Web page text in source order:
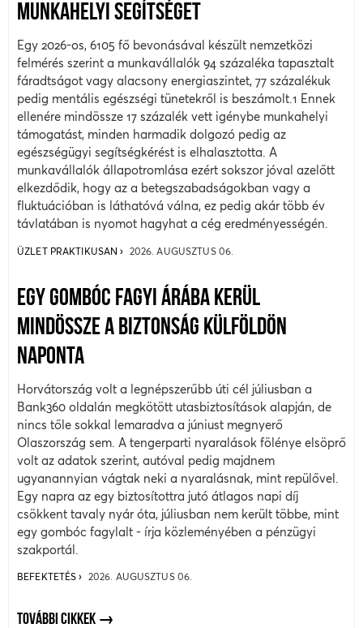
MUNKAHELYI SEGÍTSÉGET
Egy 2026-os, 6105 fő bevonásával készült nemzetközi
felmérés szerint a munkavállalók 94 százaléka tapasztalt
fáradtságot vagy alacsony energiaszintet, 77 százalékuk
pedig mentális egészségi tünetekről is beszámolt.1 Ennek
ellenére mindössze 17 százalék vett igénybe munkahelyi
támogatást, minden harmadik dolgozó pedig az
egészségügyi segítségkérést is elhalasztotta. A
munkavállalók állapotromlása ezért sokszor jóval azelőtt
elkezdődik, hogy az a betegszabadságokban vagy a
fluktuációban is láthatóvá válna, ez pedig akár több év
távlatában is nyomot hagyhat a cég eredményességén.
ÜZLET PRAKTIKUSAN 2026. AUGUSZTUS 06.
EGY GOMBÓC FAGYI ÁRÁBA KERÜL
MINDÖSSZE A BIZTONSÁG KÜLFÖLDÖN
NAPONTA
Horvátország volt a legnépszerűbb úti cél júliusban a
Bank360 oldalán megkötött utasbiztosítások alapján, de
nincs tőle sokkal lemaradva a júniust megnyerő
Olaszország sem. A tengerparti nyaralások fölénye elsöprő
volt az adatok szerint, autóval pedig majdnem
ugyanannyian vágtak neki a nyaralásnak, mint repülővel.
Egy napra az egy biztosítottra jutó átlagos napi díj
csökkent tavaly nyár óta, júliusban nem került többe, mint
egy gombóc fagylalt - írja közleményében a pénzügyi
szakportál.
BEFEKTETÉS 2026. AUGUSZTUS 06.
TOVÁBBI CIKKEK